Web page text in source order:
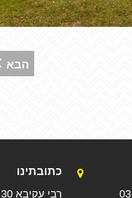
הבא
כתובתינו
רבי עקיבא 30